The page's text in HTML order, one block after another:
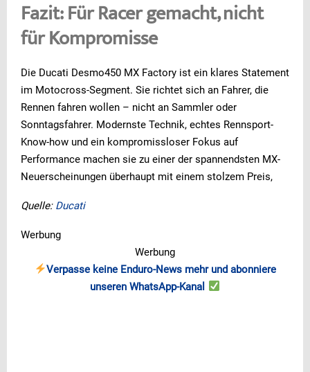
Fazit: Für Racer gemacht, nicht
für Kompromisse
Die Ducati Desmo450 MX Factory ist ein klares Statement
im Motocross-Segment. Sie richtet sich an Fahrer, die
Rennen fahren wollen – nicht an Sammler oder
Sonntagsfahrer. Modernste Technik, echtes Rennsport-
Know-how und ein kompromissloser Fokus auf
Performance machen sie zu einer der spannendsten MX-
Neuerscheinungen überhaupt mit einem stolzem Preis,
Quelle: Ducati
Werbung
Werbung
Verpasse keine Enduro-News mehr und abonniere
unseren WhatsApp-Kanal